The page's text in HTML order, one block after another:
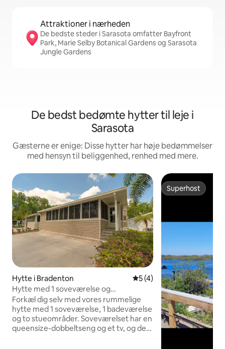
Attraktioner i nærheden
De bedste steder i Sarasota omfatter Bayfront
Park, Marie Selby Botanical Gardens og Sarasota
Jungle Gardens
De bedst bedømte hytter til leje i
Sarasota
Gæsterne er enige: Disse hytter har høje bedømmelser
med hensyn til beliggenhed, renhed med mere.
Hytte i Bradenton 5 ud af 5 i gennemsnitlig
5 (4)
Hytte med 1 soveværelse og
resortfaciliteter
Forkæl dig selv med vores rummelige
hytte med 1 soveværelse, 1 badeværelse
og to stueområder. Soveværelset har en
queensize-dobbeltseng og et tv, og der
Superhost
Superhost